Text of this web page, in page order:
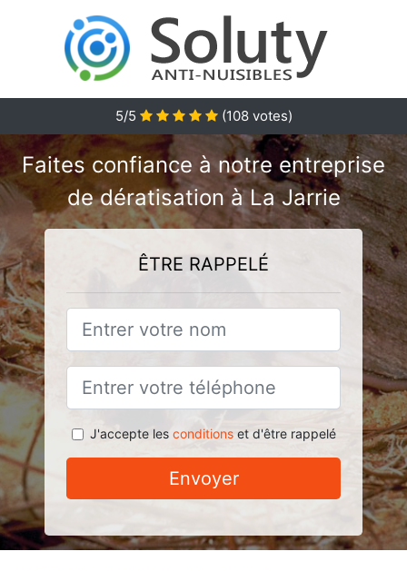
5/5 (108votes)
Faites confiance à notre entreprise
de dératisation à La Jarrie
ÊTRE RAPPELÉ
J'accepte les conditionset d'être rappelé
Envoyer